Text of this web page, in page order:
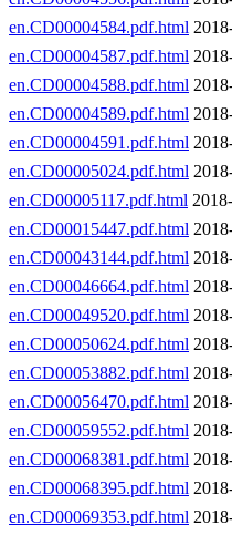
en.CD00004584.pdf.html
en.CD00004587.pdf.html
en.CD00004588.pdf.html
en.CD00004589.pdf.html
en.CD00004591.pdf.html
en.CD00005024.pdf.html
en.CD00005117.pdf.html
en.CD00015447.pdf.html
en.CD00043144.pdf.html
en.CD00046664.pdf.html
en.CD00049520.pdf.html
en.CD00050624.pdf.html
en.CD00053882.pdf.html
en.CD00056470.pdf.html
en.CD00059552.pdf.html
en.CD00068381.pdf.html
en.CD00068395.pdf.html
en.CD00069353.pdf.html